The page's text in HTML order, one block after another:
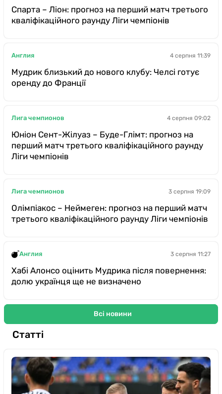
Спарта – Ліон: прогноз на перший матч третього
кваліфікаційного раунду Ліги чемпіонів
Англия 4 серпня 11:39
Мудрик близький до нового клубу: Челсі готує
оренду до Франції
Лига чемпионов 4 серпня 09:02
Юніон Сент-Жілуаз – Буде-Глімт: прогноз на
перший матч третього кваліфікаційного раунду
Ліги чемпіонів
Лига чемпионов 3 серпня 19:09
Олімпіакос – Неймеген: прогноз на перший матч
третього кваліфікаційного раунду Ліги чемпіонів
Англия 3 серпня 11:27
Хабі Алонсо оцінить Мудрика після повернення:
долю українця ще не визначено
Всі новини
Статті